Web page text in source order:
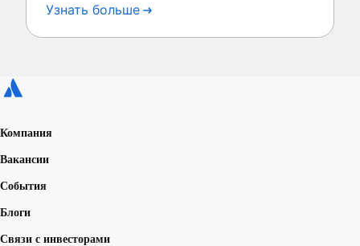
Узнать больше
Компания
Вакансии
События
Блоги
Связи с инвесторами